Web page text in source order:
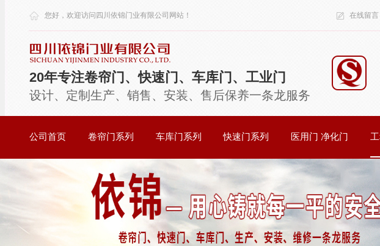
您好，欢迎访问 四川依锦门业有限公司 网站！ 在线留言
20年专注卷帘门、快速门、车库门、工业门
设计、定制生产、销售、安装、售后保养一条龙服务
公司首页 卷帘门系列 车库门系列 快速门系列 医用门 净化门